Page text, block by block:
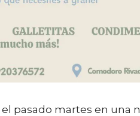
pasado martes en una